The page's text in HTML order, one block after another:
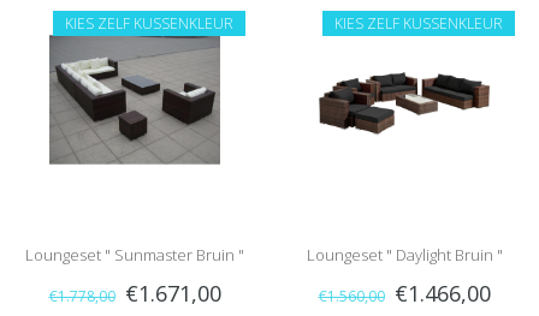
KIES ZELF KUSSENKLEUR
Loungeset " Sunmaster Bruin "
€1.778,00 €1.671,00
KIES ZELF KUSSENKLEUR
Loungeset " Daylight Bruin "
€1.560,00 €1.466,00